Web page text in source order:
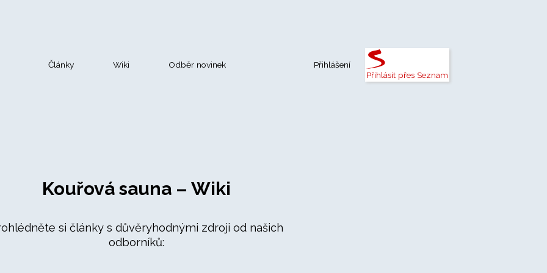
Články Wiki Odběr novinek
Přihlášení
Přihlásit přes Seznam
Kouřová sauna – Wiki
si články s důvěryhodnými zdroji od našich
odborníků: